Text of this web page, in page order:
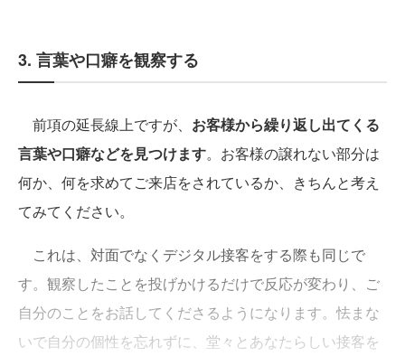
3. 言葉や口癖を観察する
前項の延長線上ですが、 お客様から繰り返し出てくる
言葉や口癖などを見つけます。お客様の譲れない部分は
何か、何を求めてご来店をされているか、きちんと考え
てみてください。
これは、対面でなくデジタル接客をする際も同じで
す。観察したことを投げかけるだけで反応が変わり、ご
自分のことをお話してくださるようになります。怯まな
いで自分の個性を忘れずに、堂々とあなたらしい接客を